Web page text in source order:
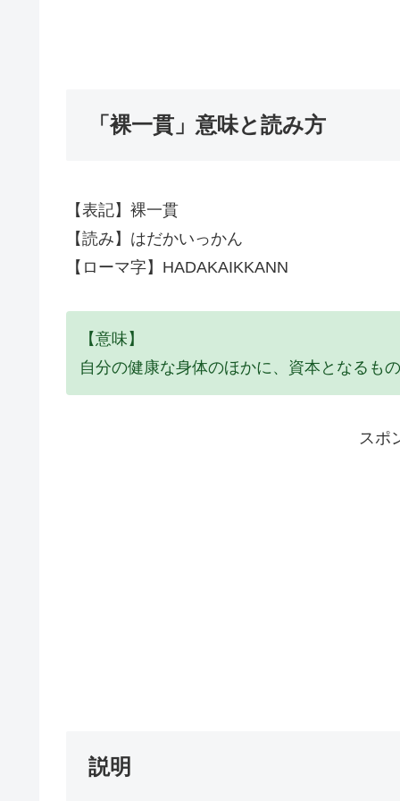
「裸一貫」意味と読み方
【表記】裸一貫
【読み】はだかいっかん
【ローマ字】HADAKAIKKANN
【意味】
自分の健康な身体のほかに、資本となるも
スポ
説明